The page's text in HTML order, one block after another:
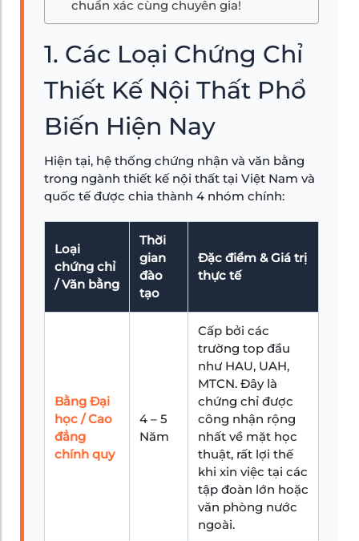
chuẩn xác cùng chuyên gia!
1. Các Loại Chứng Chỉ
Thiết Kế Nội Thất Phổ
Biến Hiện Nay
Hiện tại, hệ thống chứng nhận và văn bằng
trong ngành thiết kế nội thất tại Việt Nam và
quốc tế được chia thành 4 nhóm chính:
Loại
chứng chỉ
/ Văn bằng
Thời
gian
đào
tạo
Đặc điểm & Giá trị
thực tế
Bằng Đại
học / Cao
đẳng
chính quy
4 – 5
Năm
Cấp bởi các
trường top đầu
như HAU, UAH,
MTCN. Đây là
chứng chỉ được
công nhận rộng
nhất về mặt học
thuật, rất lợi thế
khi xin việc tại các
tập đoàn lớn hoặc
văn phòng nước
ngoài.